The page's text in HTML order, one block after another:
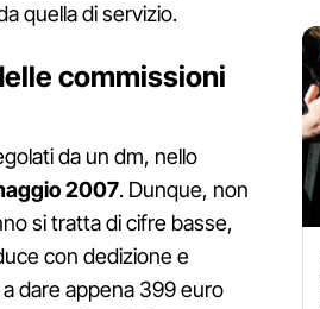
quella di servizio.
commissioni
da un dm, nello
2007. Dunque, non
si tratta di cifre basse,
con dedizione e
dare appena 399 euro